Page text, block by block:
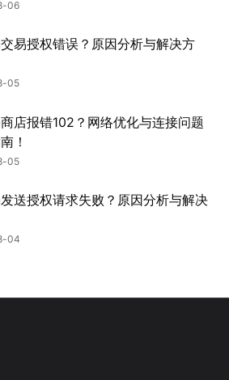
06
易授权错误？原因分析与解决方
05
店报错102？网络优化与连接问题
！
05
送授权请求失败？原因分析与解决
04